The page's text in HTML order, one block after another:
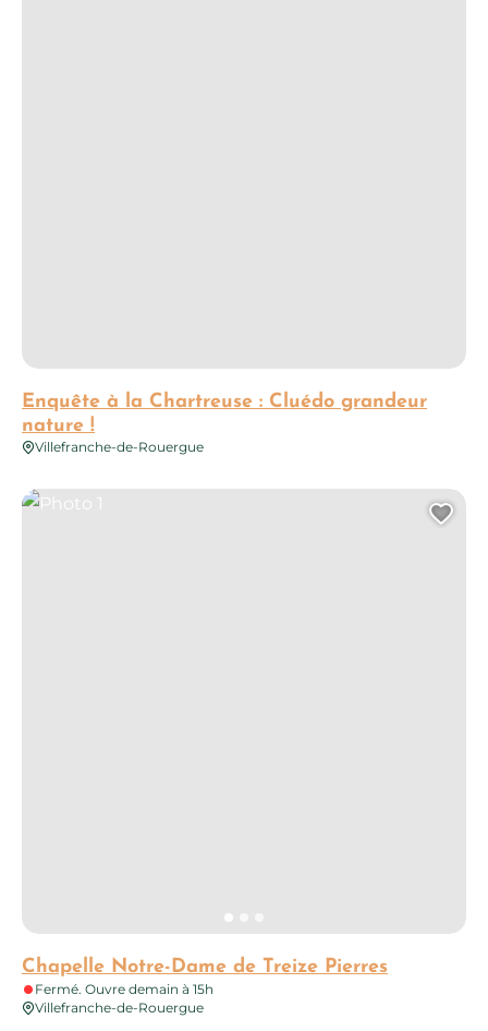
Enquête à la Chartreuse : Cluédo grandeur
nature !
Villefranche-de-Rouergue
Chapelle Notre-Dame de Treize Pierres
Fermé. Ouvre demain à 15h
Villefranche-de-Rouergue
Photo 1